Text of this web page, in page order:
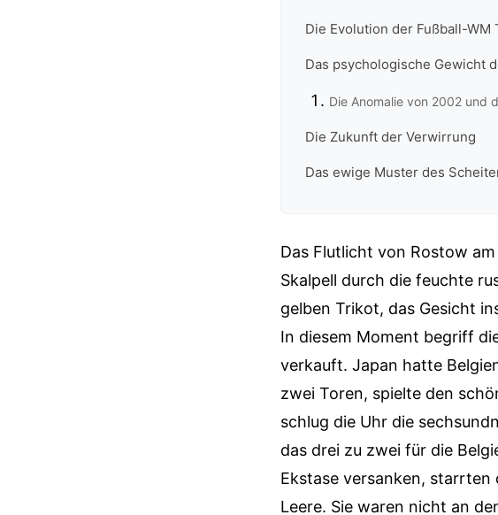
Die Evolution der Fußball-WM
Das psychologische Gewicht
Die Anomalie von 2002 und
Die Zukunft der Verwirrung
Das ewige Muster des
Das Flutlicht von Rostow
Skalpell durch die feuchte
gelben Trikot, das Gesicht
In diesem Moment begriff
verkauft. Japan hatte
zwei Toren, spielte den
schlug die Uhr die
das drei zu zwei für die
Ekstase versanken, starrten
Leere. Sie waren nicht an